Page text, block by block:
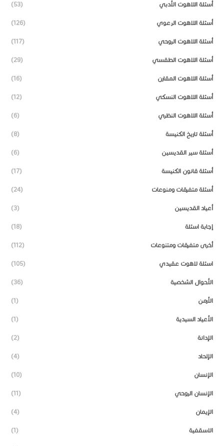
أسئلة اللاهوت الأدبي (53)
أسئلة اللاهوت الرعوي (126)
أسئلة اللاهوت الروحي (117)
أسئلة اللاهوت الطقسي (29)
أسئلة اللاهوت المقارن (16)
أسئلة اللاهوت النسكي (12)
أسئلة اللاهوت النظري (6)
أسئلة تاريخ الكنيسة (8)
أسئلة سير القديسين (6)
أسئلة قانون الكنيسة (17)
أسئلة متفرقات ومنوعات (24)
أعياد القديسين (3)
إجابة اسئلة (18)
أخرى متفرقات ومتنوعات (112)
اسئلة لاهوت عقيدي (105)
الأحوال الشخصية (36)
الأرمن (1)
الأعياد السيدية (1)
الإدانة (2)
الإلحاد (4)
الإنسان (10)
الإنسان الروحي (11)
الإيمان (4)
الاسقفية (1)